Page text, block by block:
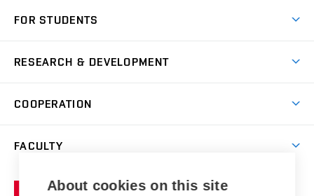
Degree studies in Czech
Summer school
Contact
E-application
FOR STUDENTS
IT services
Courses
RESEARCH & DEVELOPMENT
Research groups
Research results
COOPERATION
Chemistry and Life
FACULTY
Brno
About cookies on this site